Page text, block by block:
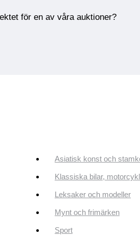
för en av våra auktioner?
Asiatisk konst och
Klassiska bilar,
Leksaker och modeller
Mynt och frimärken
Sport